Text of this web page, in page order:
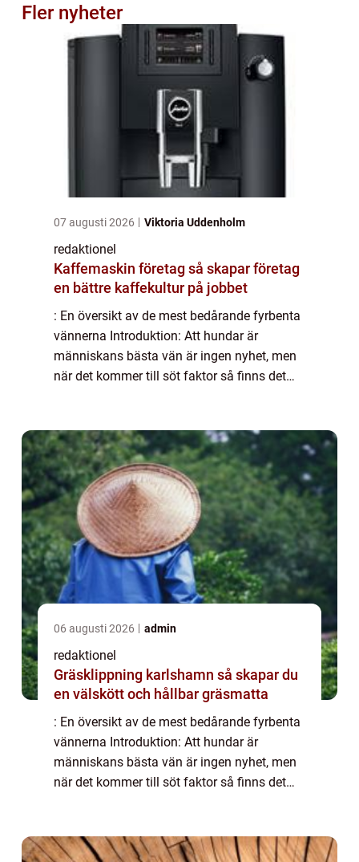
Fler nyheter
07 augusti 2026 Viktoria Uddenholm
redaktionel
Kaffemaskin företag så skapar företag
en bättre kaffekultur på jobbet
: En översikt av de mest bedårande fyrbenta
vännerna Introduktion: Att hundar är
människans bästa vän är ingen nyhet, men
när det kommer till söt faktor så finns det
06 augusti 2026 admin
redaktionel
Gräsklippning karlshamn så skapar du
en välskött och hållbar gräsmatta
: En översikt av de mest bedårande fyrbenta
vännerna Introduktion: Att hundar är
människans bästa vän är ingen nyhet, men
när det kommer till söt faktor så finns det